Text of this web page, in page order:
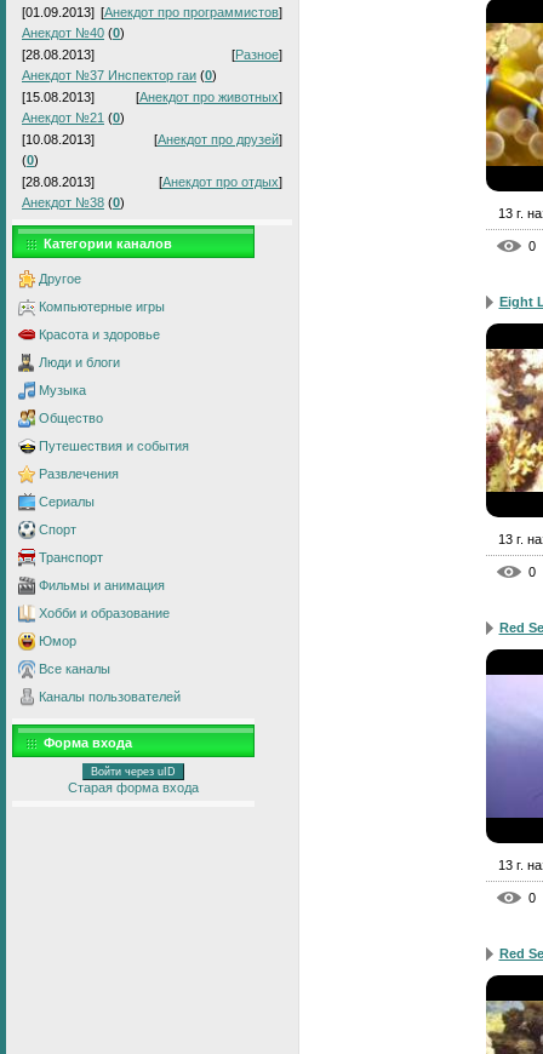
[01.09.2013] [Анекдот про программистов]
Анекдот №40 (0)
[28.08.2013]
[Разное]
Анекдот №37 Инспектор гаи (0)
[15.08.2013]
[Анекдот про животных]
Анекдот №21 (0)
[10.08.2013]
[Анекдот про друзей]
(0)
[28.08.2013]
[Анекдот про отдых]
Анекдот №38 (0)
Категории каналов
Другое
Компьютерные игры
Красота и здоровье
Люди и блоги
Музыка
Общество
Путешествия и события
Развлечения
Сериалы
Спорт
Транспорт
Фильмы и анимация
Хобби и образование
Юмор
Все каналы
Каналы пользователей
Форма входа
Войти через uID
Старая форма входа
13 г.
0
Eight
13 г.
0
Red
13 г.
0
Red